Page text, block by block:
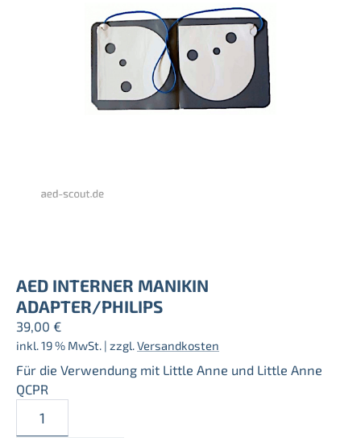
AED INTERNER MANIKIN
ADAPTER/PHILIPS
39,00 €
inkl. 19 % MwSt. | zzgl.Versandkosten
Für die Verwendung mit Little Anne und Little Anne
QCPR
interner